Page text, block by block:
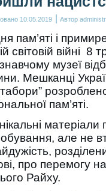
10.05.2019 | Автор
пам’яті і
світовій війні
музеї
Мешканці
пам’яті.
але не
про перемогу
Райху.